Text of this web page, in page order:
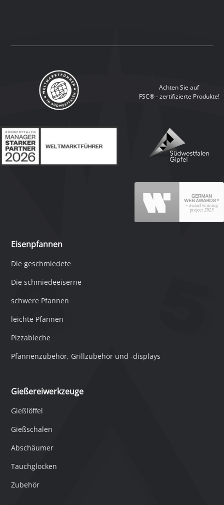
Achten Sie auf
FSC® - zertifizierte Produkte!
Eisenpfannen
Die geschmiedete
Die schmiedeeiserne
schwere Pfannen
leichte Pfannen
Pizzableche
Pfannenzubehör, Grillzubehör und -displays
Gießereiwerkzeuge
Gießlöffel
Gießschalen
Abschäumer
Tauchglocken
Zubehör